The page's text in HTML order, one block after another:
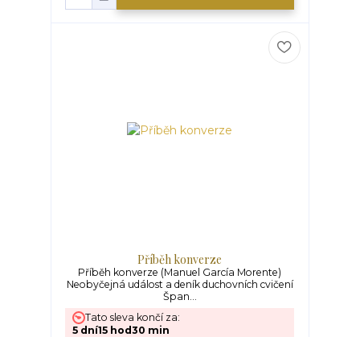
Příběh konverze
Příběh konverze (Manuel García Morente)
Neobyčejná událost a deník duchovních cvičení
Špan...
Tato sleva končí za:
5 dní15 hod30 min